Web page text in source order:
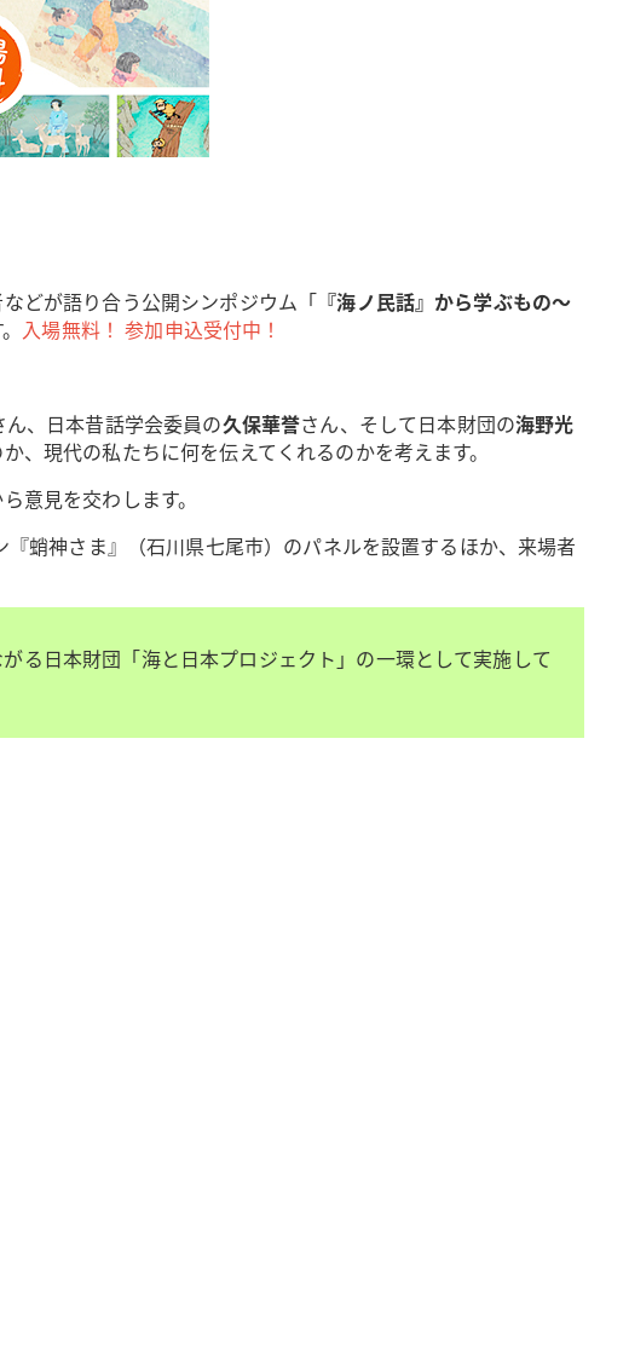
どが語り合う公開シンポジウム「 『海ノ民話』から学ぶもの～
入場無料！ 参加申込受付中！
ん、日本昔話学会委員の久保華誉さん、そして日本財団の海野光
現代の私たちに何を伝えてくれるのかを考えます。
意見を交わします。
蛸神さま』（石川県七尾市）のパネルを設置するほか、来場者
る日本財団「海と日本プロジェクト」の一環として実施して